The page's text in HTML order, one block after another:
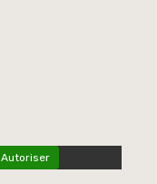
Autoriser